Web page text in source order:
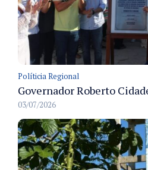
Políticia Regional
03/07/2026